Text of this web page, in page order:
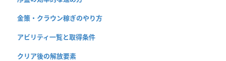
金策・クラウン稼ぎのやり方
アビリティ一覧と取得条件
クリア後の解放要素